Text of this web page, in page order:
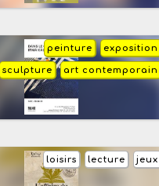
exposition
peinture
art contemporain
sculpture
jeux
lecture
loisirs